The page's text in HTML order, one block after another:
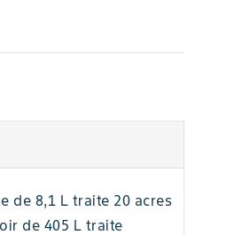
de 8,1 L traite 20 acres
de 405 L traite